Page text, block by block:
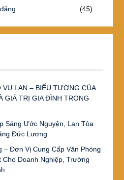
(45)
VU LAN – BIỂU TƯỢNG CỦA
GIÁ TRỊ GIA ĐÌNH TRONG
Sáng Ước Nguyện, Lan Tỏa
Đức Lương
Đơn Vị Cung Cấp Văn Phòng
Cho Doanh Nghiệp, Trường